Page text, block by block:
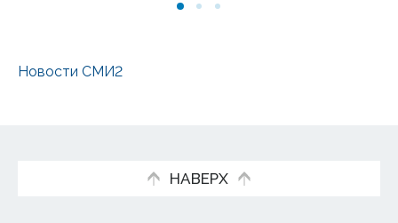
Новости СМИ2
НАВЕРХ